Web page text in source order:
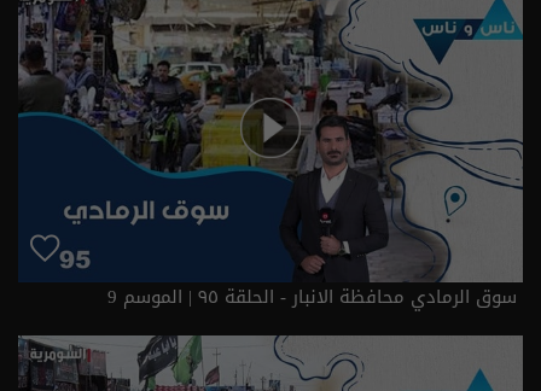
سوق الرمادي محافظة الانبار - الحلقة ٩٥ | الموسم 9